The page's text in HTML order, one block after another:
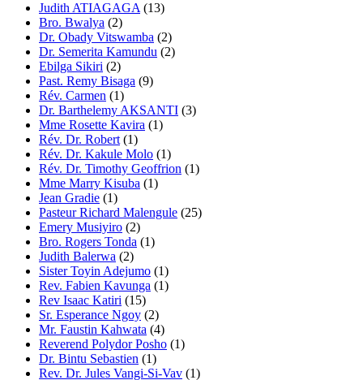
Judith ATIAGAGA (13)
Bro. Bwalya (2)
Dr. Obady Vitswamba (2)
Dr. Semerita Kamundu (2)
Ebilga Sikiri (2)
Past. Remy Bisaga (9)
Rév. Carmen (1)
Dr. Barthelemy AKSANTI (3)
Mme Rosette Kavira (1)
Rév. Dr. Robert (1)
Rév. Dr. Kakule Molo (1)
Rév. Dr. Timothy Geoffrion (1)
Mme Marry Kisuba (1)
Jean Gradie (1)
Pasteur Richard Malengule (25)
Emery Musiyiro (2)
Bro. Rogers Tonda (1)
Judith Balerwa (2)
Sister Toyin Adejumo (1)
Rev. Fabien Kavunga (1)
Rev Isaac Katiri (15)
Sr. Esperance Ngoy (2)
Mr. Faustin Kahwata (4)
Reverend Polydor Posho (1)
Dr. Bintu Sebastien (1)
Rev. Dr. Jules Vangi-Si-Vav (1)